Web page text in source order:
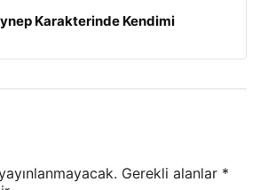
Karakterinde Kendimi
Gerekli alanlar *